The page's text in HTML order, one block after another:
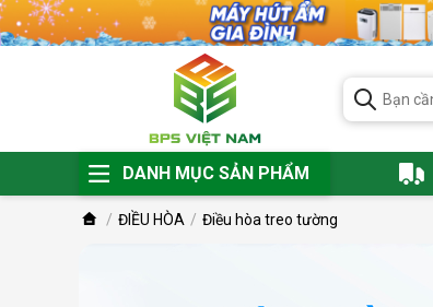
DANH MỤC SẢN PHẨM
ĐIỀU HÒA Điều hòa treo tường